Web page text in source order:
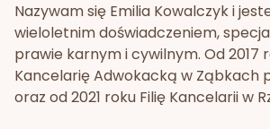
Nazywam się Emilia Kowalczyk i
wieloletnim doświadczeniem,
prawie karnym i cywilnym. Od 2017
Kancelarię Adwokacką w Ząbkach
oraz od 2021 roku Filię Kancelarii w